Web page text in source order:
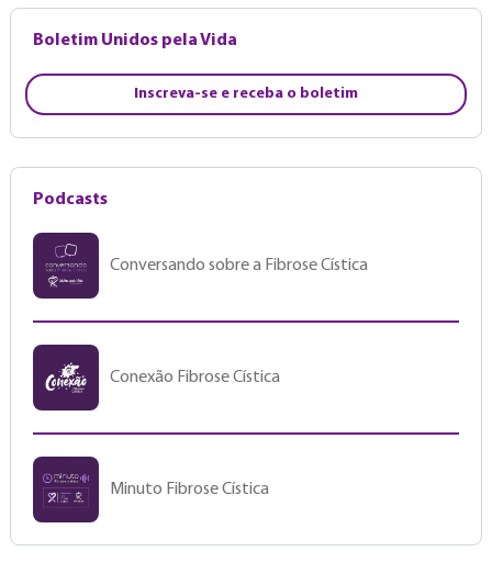
Boletim Unidos pela Vida
Inscreva-se e receba o boletim
Podcasts
Conversando sobre a Fibrose Cística
Conexão Fibrose Cística
Minuto Fibrose Cística